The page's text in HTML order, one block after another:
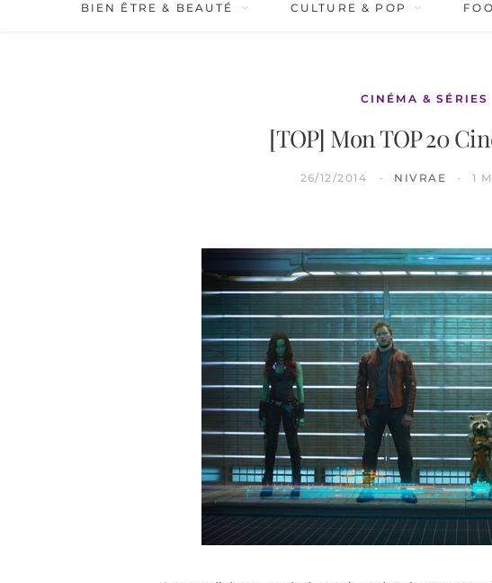
BIEN ÊTRE & BEAUTÉ CULTURE & POP
CINÉMA & SÉRIES
[TOP] Mon TOP 20
26/12/2014 NIVRAE 1